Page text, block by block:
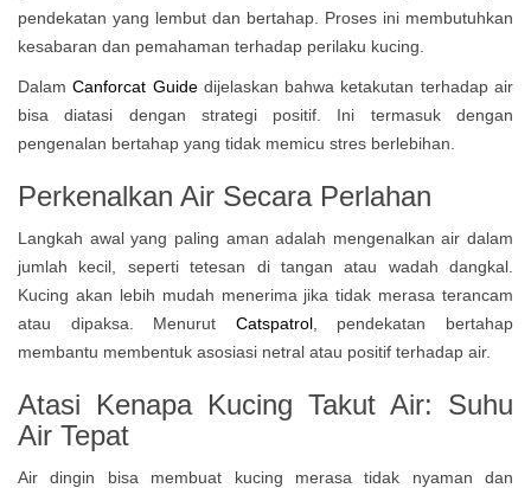
pendekatan yang lembut dan bertahap. Proses ini membutuhkan
kesabaran dan pemahaman terhadap perilaku kucing.
Dalam Canforcat Guidedijelaskan bahwa ketakutan terhadap air
bisa diatasi dengan strategi positif. Ini termasuk dengan
pengenalan bertahap yang tidak memicu stres berlebihan.
Perkenalkan Air Secara Perlahan
Langkah awal yang paling aman adalah mengenalkan air dalam
jumlah kecil, seperti tetesan di tangan atau wadah dangkal.
Kucing akan lebih mudah menerima jika tidak merasa terancam
atau dipaksa. Menurut
Catspatrol, pendekatan bertahap
membantu membentuk asosiasi netral atau positif terhadap air.
Atasi Kenapa Kucing Takut Air: Suhu
Air Tepat
Air dingin bisa membuat kucing merasa tidak nyaman dan